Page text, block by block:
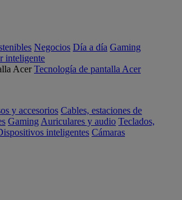
Negocios Día a día Gaming
inteligente
Tecnología de pantalla Acer
y accesorios Cables, estaciones de
Gaming Auriculares y audio Teclados,
inteligentes Cámaras